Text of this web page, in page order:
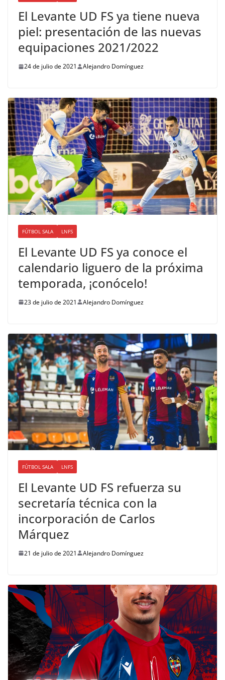
El Levante UD FS ya tiene nueva
piel: presentación de las nuevas
equipaciones 2021/2022
24 de julio de 2021 Alejandro Domínguez
FÚTBOL SALA LNFS
El Levante UD FS ya conoce el
calendario liguero de la próxima
temporada, ¡conócelo!
23 de julio de 2021 Alejandro Domínguez
FÚTBOL SALA LNFS
El Levante UD FS refuerza su
secretaría técnica con la
incorporación de Carlos
Márquez
21 de julio de 2021 Alejandro Domínguez